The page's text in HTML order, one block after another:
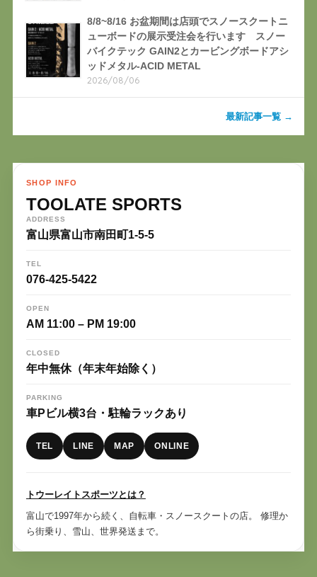
8/8~8/16 お盆期間は店頭でスノースクートニ
ューボードの展示受注会を行います スノー
バイクテック GAIN2とカービングボードアシ
ッドメタル-ACID METAL
2026/08/06
最新記事一覧 →
SHOP INFO
TOOLATE SPORTS
ADDRESS
富山県富山市南田町1-5-5
TEL
076-425-5422
OPEN
AM 11:00 – PM 19:00
CLOSED
年中無休（年末年始除く）
PARKING
車Pビル横3台・駐輪ラックあり
TEL LINE MAP ONLINE
トウーレイトスポーツとは？
富山で1997年から続く、自転車・スノースクートの店。 修理か
ら街乗り、雪山、世界発送まで。